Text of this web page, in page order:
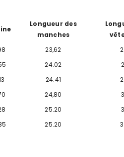
Longueur des
manches
23,62
24.02
24.41
24,80
25.20
25.20